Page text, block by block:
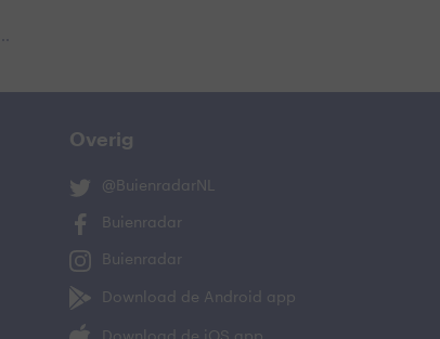
Overig
@BuienradarNL
Buienradar
Buienradar
Download de Android app